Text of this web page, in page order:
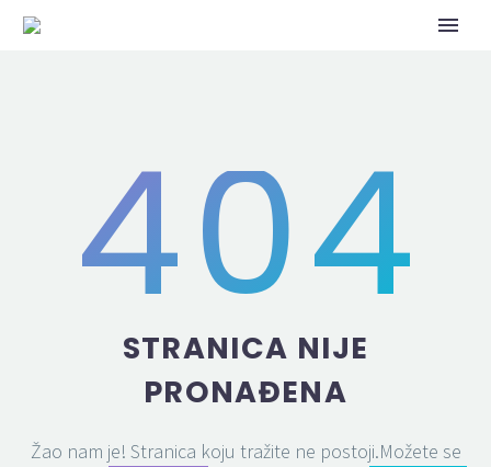
404
STRANICA NIJE
PRONAĐENA
Žao nam je! Stranica koju tražite ne postoji.Možete se